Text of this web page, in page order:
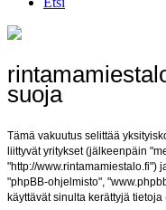
suoja
Tämä vakuutus selittää
liittyvät yritykset (jälkeenpäin
"http://www.rintamamiestalo.fi")
"phpBB-ohjelmisto",
käyttävät sinulta kerättyjä